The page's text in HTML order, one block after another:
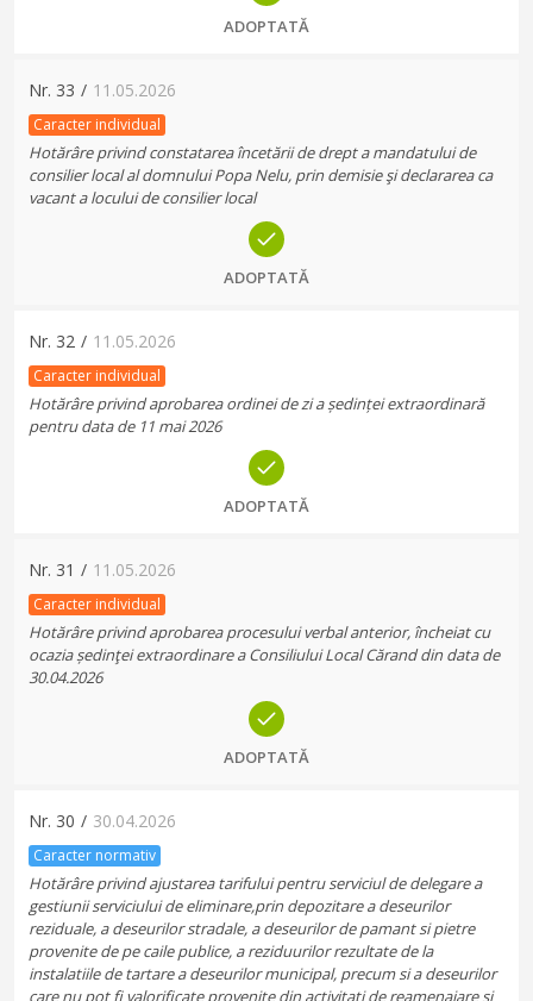
ADOPTATĂ
Nr. 33 / 11.05.2026
Caracter individual
Hotărâre privind constatarea încetării de drept a mandatului de
consilier local al domnului Popa Nelu, prin demisie şi declararea ca
vacant a locului de consilier local
ADOPTATĂ
Nr. 32 / 11.05.2026
Caracter individual
Hotărâre privind aprobarea ordinei de zi a ședinței extraordinară
pentru data de 11 mai 2026
ADOPTATĂ
Nr. 31 / 11.05.2026
Caracter individual
Hotărâre privind aprobarea procesului verbal anterior, încheiat cu
ocazia ședinţei extraordinare a Consiliului Local Cărand din data de
30.04.2026
ADOPTATĂ
Nr. 30 / 30.04.2026
Caracter normativ
Hotărâre privind ajustarea tarifului pentru serviciul de delegare a
gestiunii serviciului de eliminare,prin depozitare a deseurilor
reziduale, a deseurilor stradale, a deseurilor de pamant si pietre
provenite de pe caile publice, a reziduurilor rezultate de la
instalatiile de tartare a deseurilor municipal, precum si a deseurilor
care nu pot fi valorificate provenite din activitati de reamenajare si